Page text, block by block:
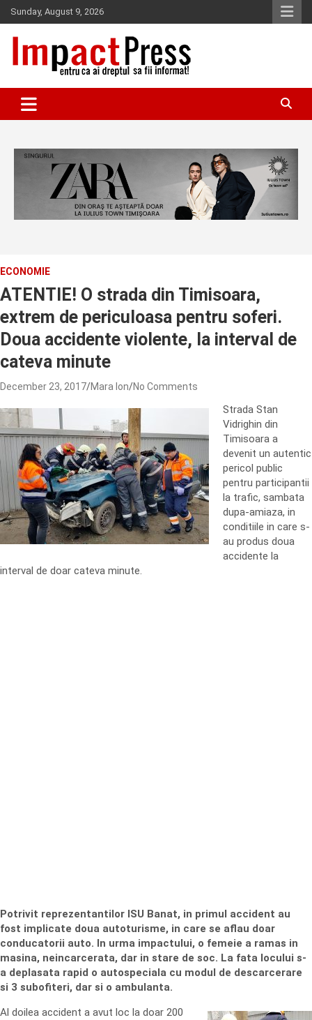
Skip
to
content
Sunday, August 9, 2026
IMPACTPRESS
ECONOMIE
ATENTIE! O strada din Timisoara,
extrem de periculoasa pentru soferi.
Doua accidente violente, la interval de
cateva minute
December 23, 2017 Mara Ion No Comments
Strada Stan
Vidrighin din
Timisoara a
devenit un autentic
pericol public
pentru participantii
la trafic, sambata
dupa-amiaza, in
conditiile in care s-
au produs doua
accidente la
interval de doar cateva minute.
Potrivit reprezentantilor ISU Banat, in primul accident au
fost implicate doua autoturisme, in care se aflau doar
conducatorii auto. In urma impactului, o femeie a ramas in
masina, neincarcerata, dar in stare de soc. La fata locului s-
a deplasata rapid o autospeciala cu modul de descarcerare
si 3 subofiteri, dar si o ambulanta.
Al doilea accident a avut loc la doar 200